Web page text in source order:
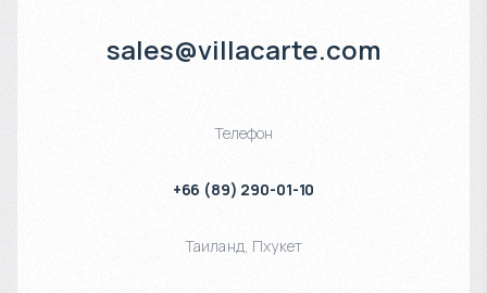
sales@villacarte.com
Телефон
+66 (89) 290-01-10
Таиланд, Пхукет